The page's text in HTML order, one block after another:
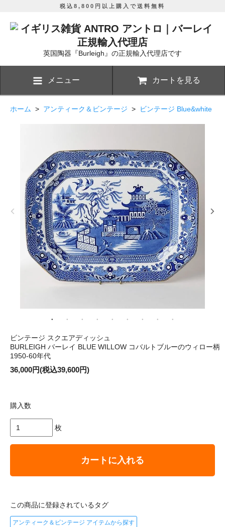
税込8,800円以上購入で送料無料
英国陶器『Burleigh』の正規輸入代理店です
メニュー カートを見る
ホーム > アンティーク＆ビンテージ > ビンテージ Blue&white
ビンテージ スクエアディッシュ
BURLEIGH バーレイ BLUE WILLOW コバルトブルーのウィロー柄
1950-60年代
36,000円(税込39,600円)
購入数
枚
カートに入れる
この商品に登録されているタグ
アンティーク＆ビンテージ アイテムから探す